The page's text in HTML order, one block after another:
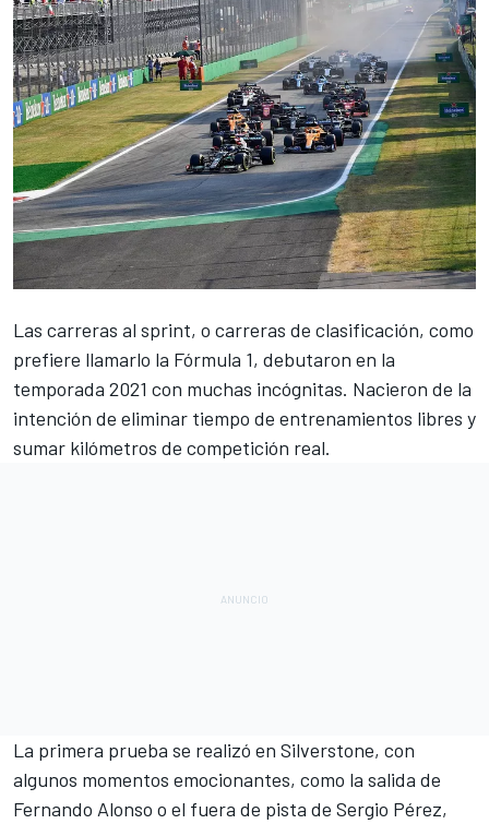
Las carreras al sprint, o carreras de clasificación, como
prefiere llamarlo la Fórmula 1, debutaron en la
temporada 2021 con muchas incógnitas. Nacieron de la
intención de eliminar tiempo de entrenamientos libres y
sumar kilómetros de competición real.
La primera prueba se realizó en Silverstone, con
algunos momentos emocionantes, como la salida de
Fernando Alonso o el fuera de pista de Sergio Pérez,